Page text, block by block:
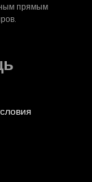
прямым